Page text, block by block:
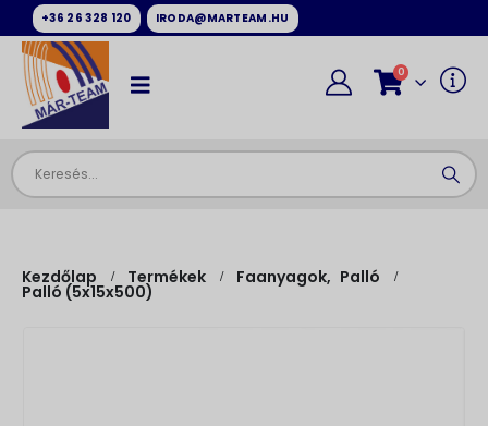
+36 26 328 120 IRODA@MARTEAM.HU
0
Kezdőlap Termékek Faanyagok, Palló
Palló (5x15x500)